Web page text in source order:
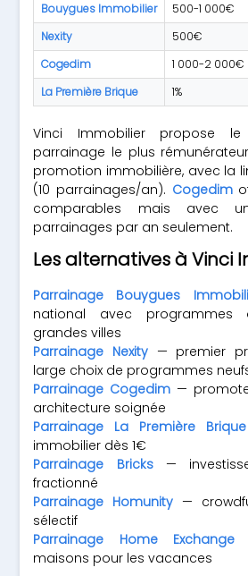
Bouygues Immobilier
500-1 000€
Nexity
500€
Cogedim
1 000-2 000€
La Première Brique
1%
Vinci Immobilier propose
parrainage le plus
promotion immobilière, avec la
(10 parrainages/an). Cogedim
comparables mais avec
parrainages par an seulement.
Les alternatives à Vinci
Parrainage Bouygues
national avec programmes
grandes villes
Parrainage Nexity — premier
large choix de programmes
Parrainage Cogedim —
architecture soignée
Parrainage La Première Brique
immobilier dès 1€
Parrainage Bricks—
fractionné
Parrainage Homunity —
sélectif
Parrainage Home Exchange
maisons pour les vacances